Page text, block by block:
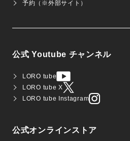
予約（※外部サイト）
公式 Youtube チャンネル
LORO tube
LORO tube X
LORO tube Instagram
公式オンラインストア